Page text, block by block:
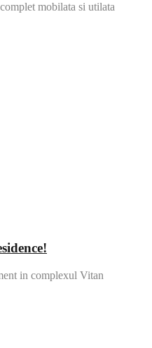
mobilata si utilata
in complexul Vitan